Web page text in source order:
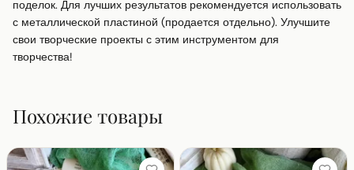
поделок. Для лучших результатов рекомендуется использовать
с металлической пластиной (продается отдельно). Улучшите
свои творческие проекты с этим инструментом для
творчества!
Похожие товары